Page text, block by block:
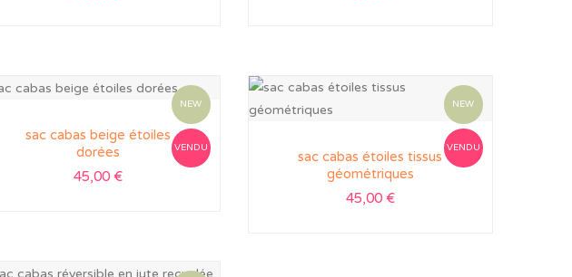
NEW
VENDU
sac cabas beige étoiles
dorées
45,00 €
NEW
VENDU
sac cabas étoiles tissus
géométriques
45,00 €